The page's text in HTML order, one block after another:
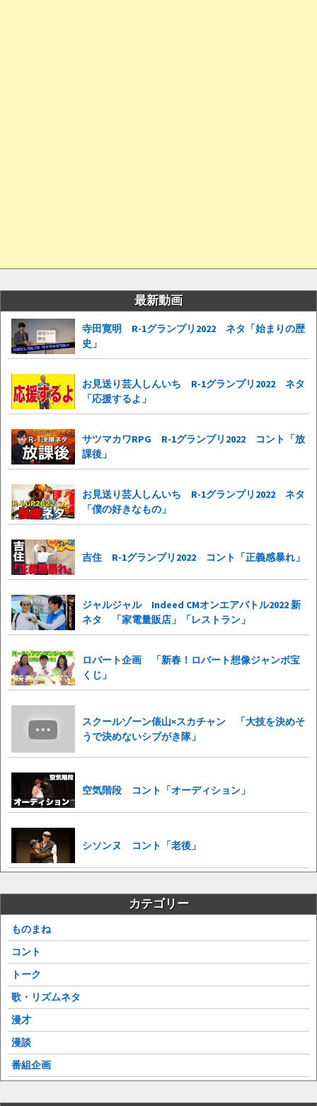
最新動画
寺田寛明 R-1グランプリ2022 ネタ「始まりの歴
史」
お見送り芸人しんいち R-1グランプリ2022 ネタ
「応援するよ」
サツマカワRPG R-1グランプリ2022 コント「放
課後」
お見送り芸人しんいち R-1グランプリ2022 ネタ
「僕の好きなもの」
吉住 R-1グランプリ2022 コント「正義感暴れ」
ジャルジャル Indeed CMオンエアバトル2022 新
ネタ 「家電量販店」「レストラン」
ロバート企画 「新春！ロバート想像ジャンボ宝
くじ」
スクールゾーン俵山×スカチャン 「大技を決めそ
うで決めないシブがき隊」
空気階段 コント「オーディション」
シソンヌ コント「老後」
カテゴリー
ものまね
コント
トーク
歌・リズムネタ
漫才
漫談
番組企画